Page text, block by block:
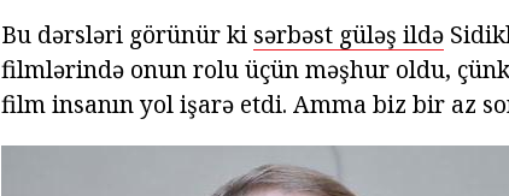
Bu dərsləri görünür ki sərbəst güləş ildə
filmlərində onun rolu üçün məşhur oldu,
film insanın yol işarə etdi. Amma biz bir az